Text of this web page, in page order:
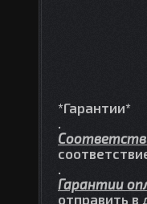
*Гарантии*
.
.
Гарантии
отправить в